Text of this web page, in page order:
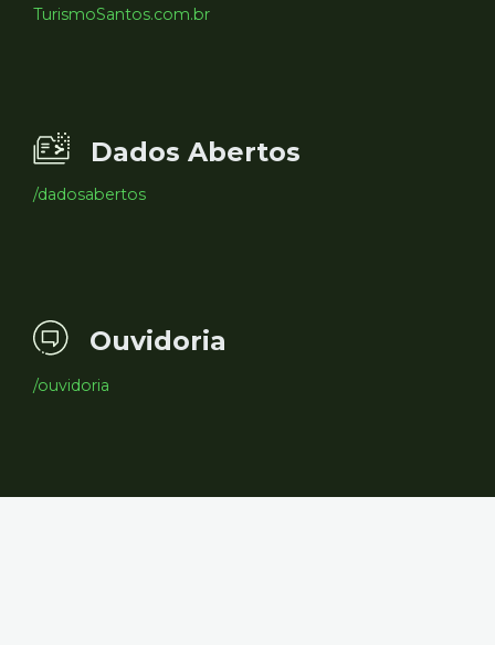
TurismoSantos.com.br
Dados Abertos
/dadosabertos
Ouvidoria
/ouvidoria